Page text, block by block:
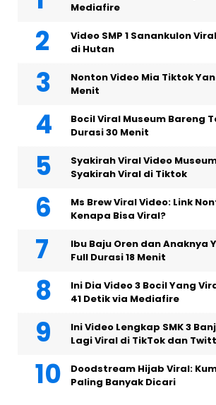
Mediafire
Video SMP 1 Sanankulon
di Hutan
Nonton Video Mia Tiktok
Menit
Bocil Viral Museum Bareng
Durasi 30 Menit
Syakirah Viral Video
Syakirah Viral di Tiktok
Ms Brew Viral Video: Link
Kenapa Bisa Viral?
Ibu Baju Oren dan Anaknya
Full Durasi 18 Menit
Ini Dia Video 3 Bocil Yang
41 Detik via Mediafire
Ini Video Lengkap SMK 3
Lagi Viral di TikTok dan
Doodstream Hijab Viral:
Paling Banyak Dicari